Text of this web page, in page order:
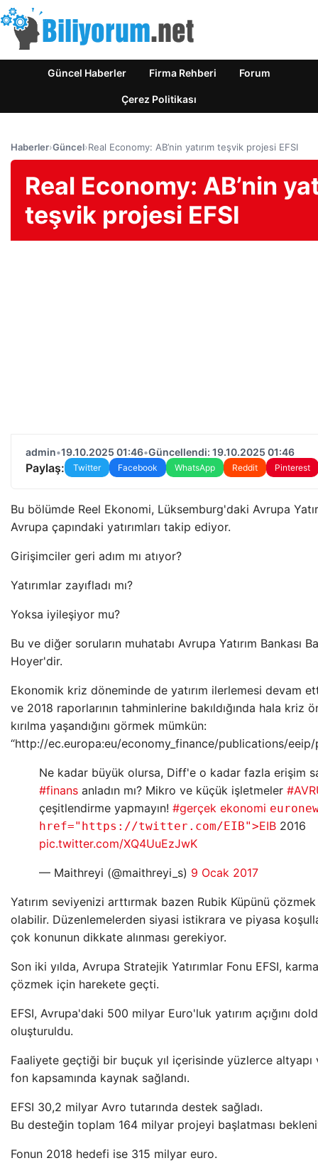
Güncel Haberler Firma Rehberi Forum
Çerez Politikası
Haberler›Güncel›Real Economy: AB’nin yatırım teşvik projesi EFSI
Real Economy: AB’nin
teşvik projesi EFSI
admin•19.10.2025 01:46•Güncellendi: 19.10.2025 01:46
Paylaş: Twitter Facebook WhatsApp Reddit Pinterest
Bu bölümde Reel Ekonomi, Lüksemburg'daki Avrupa
Avrupa çapındaki yatırımları takip ediyor.
Girişimciler geri adım mı atıyor?
Yatırımlar zayıfladı mı?
Yoksa iyileşiyor mu?
Bu ve diğer soruların muhatabı Avrupa Yatırım Bankası
Hoyer'dir.
Ekonomik kriz döneminde de yatırım ilerlemesi devam
ve 2018 raporlarının tahminlerine bakıldığında hala kriz
kırılma yaşandığını görmek mümkün:
“http://ec.europa:eu/economy_finance/publications/
Ne kadar büyük olursa, Diff'e o kadar fazla erişim
#finans anladın mı? Mikro ve küçük işletmeler
çeşitlendirme yapmayın! #gerçek ekonomi
href="https://twitter.com/EIB">EIB 2016
pic.twitter.com/XQ4UuEzJwK
— Maithreyi (@maithreyi_s) 9 Ocak 2017
Yatırım seviyenizi arttırmak bazen Rubik Küpünü
olabilir. Düzenlemelerden siyasi istikrara ve piyasa
çok konunun dikkate alınması gerekiyor.
Son iki yılda, Avrupa Stratejik Yatırımlar Fonu EFSI,
çözmek için harekete geçti.
EFSI, Avrupa'daki 500 milyar Euro'luk yatırım açığını
oluşturuldu.
Faaliyete geçtiği bir buçuk yıl içerisinde yüzlerce altyapı
fon kapsamında kaynak sağlandı.
EFSI 30,2 milyar Avro tutarında destek sağladı.
Bu desteğin toplam 164 milyar projeyi başlatması
Fonun 2018 hedefi ise 315 milyar euro.